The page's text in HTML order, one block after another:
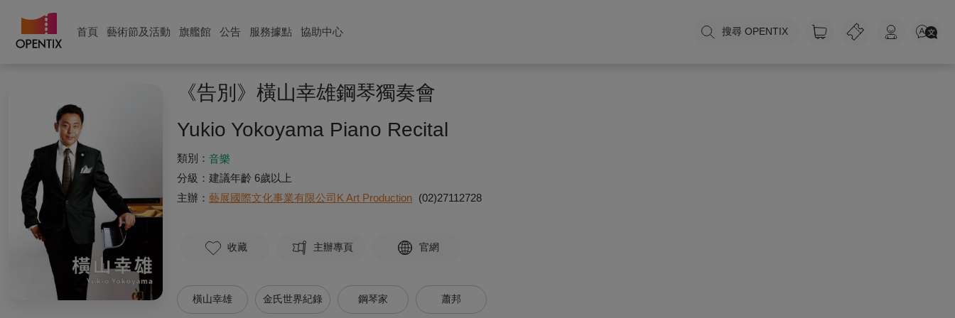
首頁 藝術節及活動 旗艦館 公告 服務據點 協助中心 搜尋 OPENTIX
《告別》橫山幸雄鋼琴獨奏會
Yukio Yokoyama Piano Recital
類別： 音樂
分級： 建議年齡 6歲以上
主辦： 藝展國際文化事業有限公司K Art Production (02)27112728
收藏 主辦專頁 官網
橫山幸雄 金氏世界紀錄 鋼琴家 蕭邦